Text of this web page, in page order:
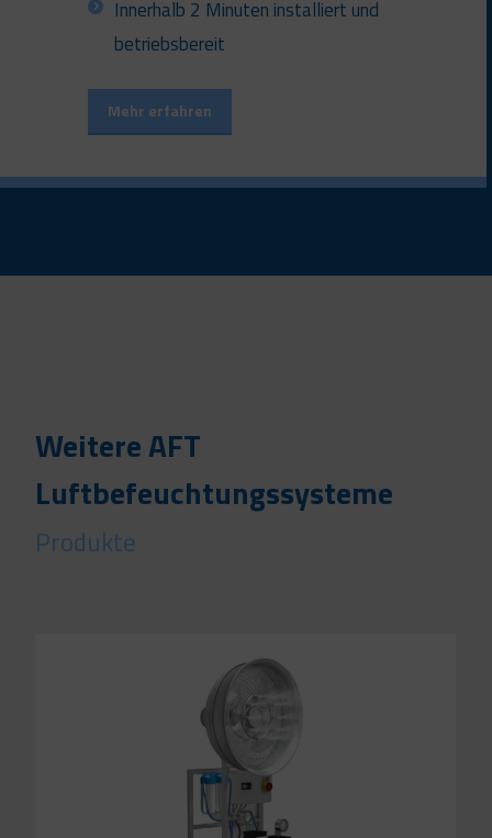
Innerhalb 2 Minuten installiert und
betriebsbereit
Mehr erfahren
Weitere AFT
Luftbefeuchtungssysteme
Produkte